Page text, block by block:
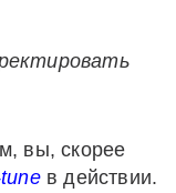
вы, скорее
в действии.